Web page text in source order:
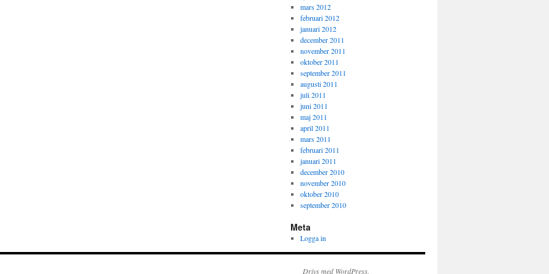
mars 2012
februari 2012
januari 2012
december 2011
november 2011
oktober 2011
september 2011
augusti 2011
juli 2011
juni 2011
maj 2011
april 2011
mars 2011
februari 2011
januari 2011
december 2010
november 2010
oktober 2010
september 2010
Meta
Logga in
Drivs med WordPress.